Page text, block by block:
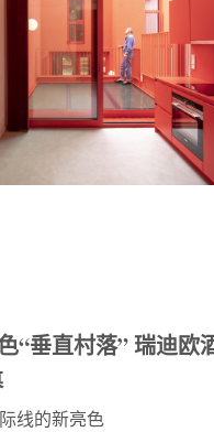
“垂直村落” 瑞迪欧
线的新亮色